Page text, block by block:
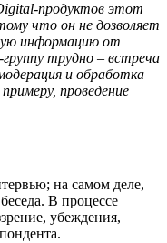
продуктов этот
что он не дозволяет
информацию от
трудно – встреча
и обработка
проведение
на самом деле,
В процессе
убеждения,